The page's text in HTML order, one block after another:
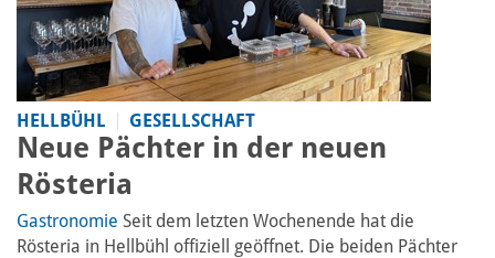
HELLBÜHL GESELLSCHAFT
Neue Pächter in der neuen
Rösteria
Gastronomie Seit dem letzten Wochenende hat die
Rösteria in Hellbühl offiziell geöffnet. Die beiden Pächter